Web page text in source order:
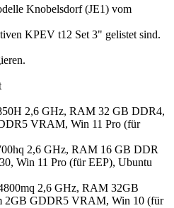
Knobelsdorf (JE1) vom
KPEV t12 Set 3" gelistet sind.
2,6 GHz, RAM 32 GB DDR4,
VRAM, Win 11 Pro (für
2,6 GHz, RAM 16 GB DDR
Win 11 Pro (für EEP), Ubuntu
2,6 GHz, RAM 32GB
2GB GDDR5 VRAM, Win 10 (für